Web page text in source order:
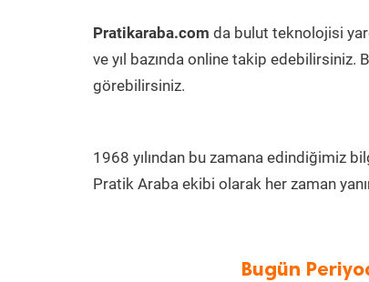
Pratikaraba.com da bulut teknolojisi
ve yıl bazında online takip edebilirsiniz.
görebilirsiniz.
1968 yılından bu zamana edindiğimiz
Pratik Araba ekibi olarak her zaman
Bugün